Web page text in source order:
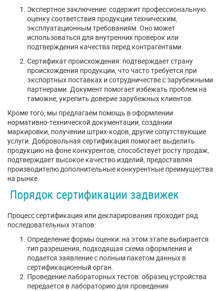
Экспертное заключение: содержит профессиональную
оценку соответствия продукции техническим,
эксплуатационным требованиям. Оно может
использоваться для внутренних проверок или
подтверждения качества перед контрагентами.
Сертификат происхождения: подтверждает страну
происхождения продукции, что часто требуется при
экспортных поставках и сотрудничестве с зарубежными
партнерами. Документ помогает избежать проблем на
таможне, укрепить доверие зарубежных клиентов.
Кроме того, мы предлагаем помощь в оформлении
нормативно-технической документации, создании
маркировки, получении штрих-кодов, другие сопутствующие
услуги. Добровольная сертификация помогает выделить
продукцию на фоне конкурентов, способствует росту продаж,
подтверждает высокое качество изделий, предоставляя
производителю дополнительные конкурентные преимущества
на рынке.
Порядок сертификации задвижек
Процесс сертификация или декларирования проходит ряд
последовательных этапов:
Определение формы оценки: на этом этапе выбирается
тип разрешения, подходящая схема оформления и
подается заявление с полным пакетом данных в
сертификационный орган.
Проведение лабораторных тестов: образец устройства
передается в лабораторию для проведения